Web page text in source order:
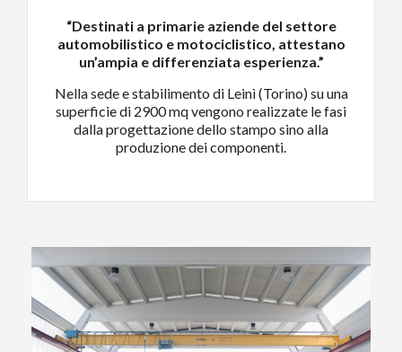
“Destinati a primarie aziende del settore
automobilistico e motociclistico, attestano
un’ampia e differenziata esperienza.”
Nella sede e stabilimento di Leinì (Torino) su una
superficie di 2900 mq vengono realizzate le fasi
dalla progettazione dello stampo sino alla
produzione dei componenti.